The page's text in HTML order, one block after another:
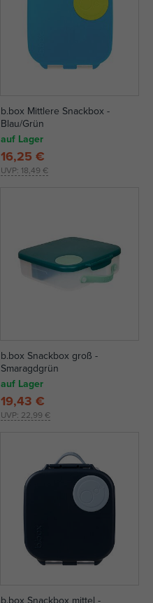
b.box Mittlere Snackbox -
Blau/Grün
auf Lager
UVP: 18,49 €
16,25 €
b.box Snackbox groß -
Smaragdgrün
auf Lager
UVP: 22,99 €
19,43 €
b.box Snackbox mittel -